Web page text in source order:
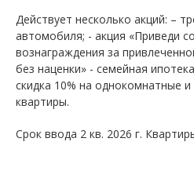
Действует несколько акций: –
автомобиля; - акция «Приведи
вознаграждения за
без наценки» - семейная
скидка 10% на однокомнатные
квартиры.
Срок ввода 2 кв. 2026 г.